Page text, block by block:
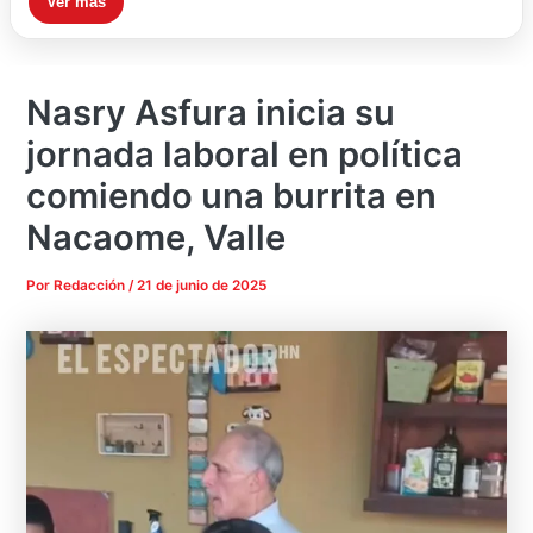
Nasry Asfura inicia su
jornada laboral en política
comiendo una burrita en
Nacaome, Valle
Por Redacción/21 de junio de 2025